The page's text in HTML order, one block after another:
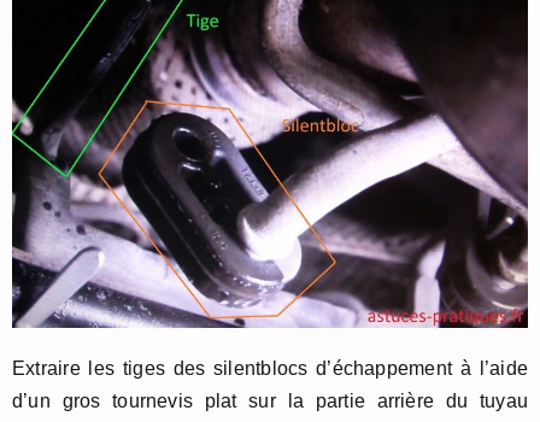
Extraire les tiges des silentblocs d’échappement à l’aide
d’un gros tournevis plat sur la partie arrière du tuyau